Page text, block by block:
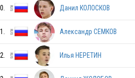
Данил КОЛОСКОВ
Александр СЕМКОВ
Илья НЕРЕТИН